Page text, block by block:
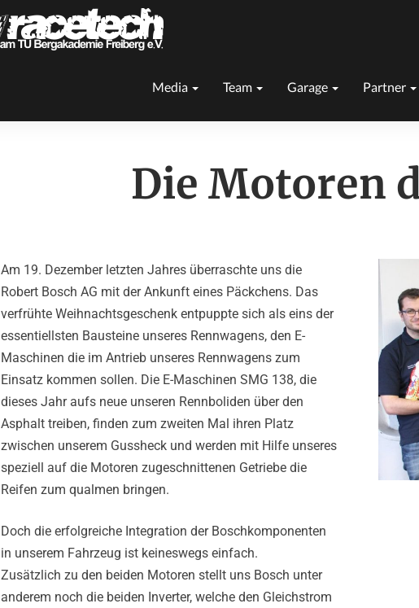
Media Team Garage Partner
Die Motoren
Am 19. Dezember letzten Jahres überraschte uns die
Robert Bosch AG mit der Ankunft eines Päckchens. Das
verfrühte Weihnachtsgeschenk entpuppte sich als eins der
essentiellsten Bausteine unseres Rennwagens, den E-
Maschinen die im Antrieb unseres Rennwagens zum
Einsatz kommen sollen. Die E-Maschinen SMG 138, die
dieses Jahr aufs neue unseren Rennboliden über den
Asphalt treiben, finden zum zweiten Mal ihren Platz
zwischen unserem Gussheck und werden mit Hilfe unseres
speziell auf die Motoren zugeschnittenen Getriebe die
Reifen zum qualmen bringen.
Doch die erfolgreiche Integration der Boschkomponenten
in unserem Fahrzeug ist keineswegs einfach.
Zusätzlich zu den beiden Motoren stellt uns Bosch unter
anderem noch die beiden Inverter, welche den Gleichstrom